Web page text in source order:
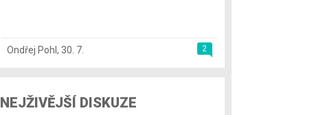
2
Ondřej Pohl , 30. 7.
NEJŽIVĚJŠÍ DISKUZE